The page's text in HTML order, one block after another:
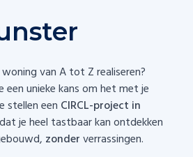
van A tot Z realiseren?
een unieke kans om het met je
stellen een CIRCL-project in
je heel tastbaar kan ontdekken
zonder verrassingen.